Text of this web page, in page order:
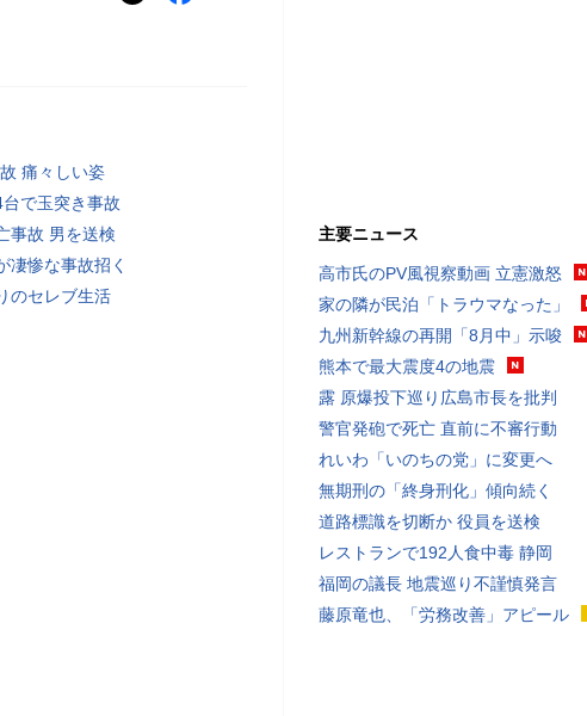
痛々しい姿
台で玉突き事故
事故 男を送検
凄惨な事故招く
のセレブ生活
主要ニュース
高市氏のPV風視察動画 立憲激怒
家の隣が民泊「トラウマなった」
九州新幹線の再開「8月中」示唆
熊本で最大震度4の地震
露 原爆投下巡り広島市長を批判
警官発砲で死亡 直前に不審行動
れいわ「いのちの党」に変更へ
無期刑の「終身刑化」傾向続く
道路標識を切断か 役員を送検
レストランで192人食中毒 静岡
福岡の議長 地震巡り不謹慎発言
藤原竜也、「労務改善」アピール